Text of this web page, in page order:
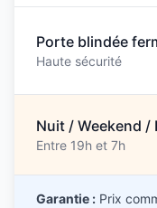
Porte blindée
Haute sécurité
Nuit / Weekend /
Entre 19h et 7h
Garantie : Prix